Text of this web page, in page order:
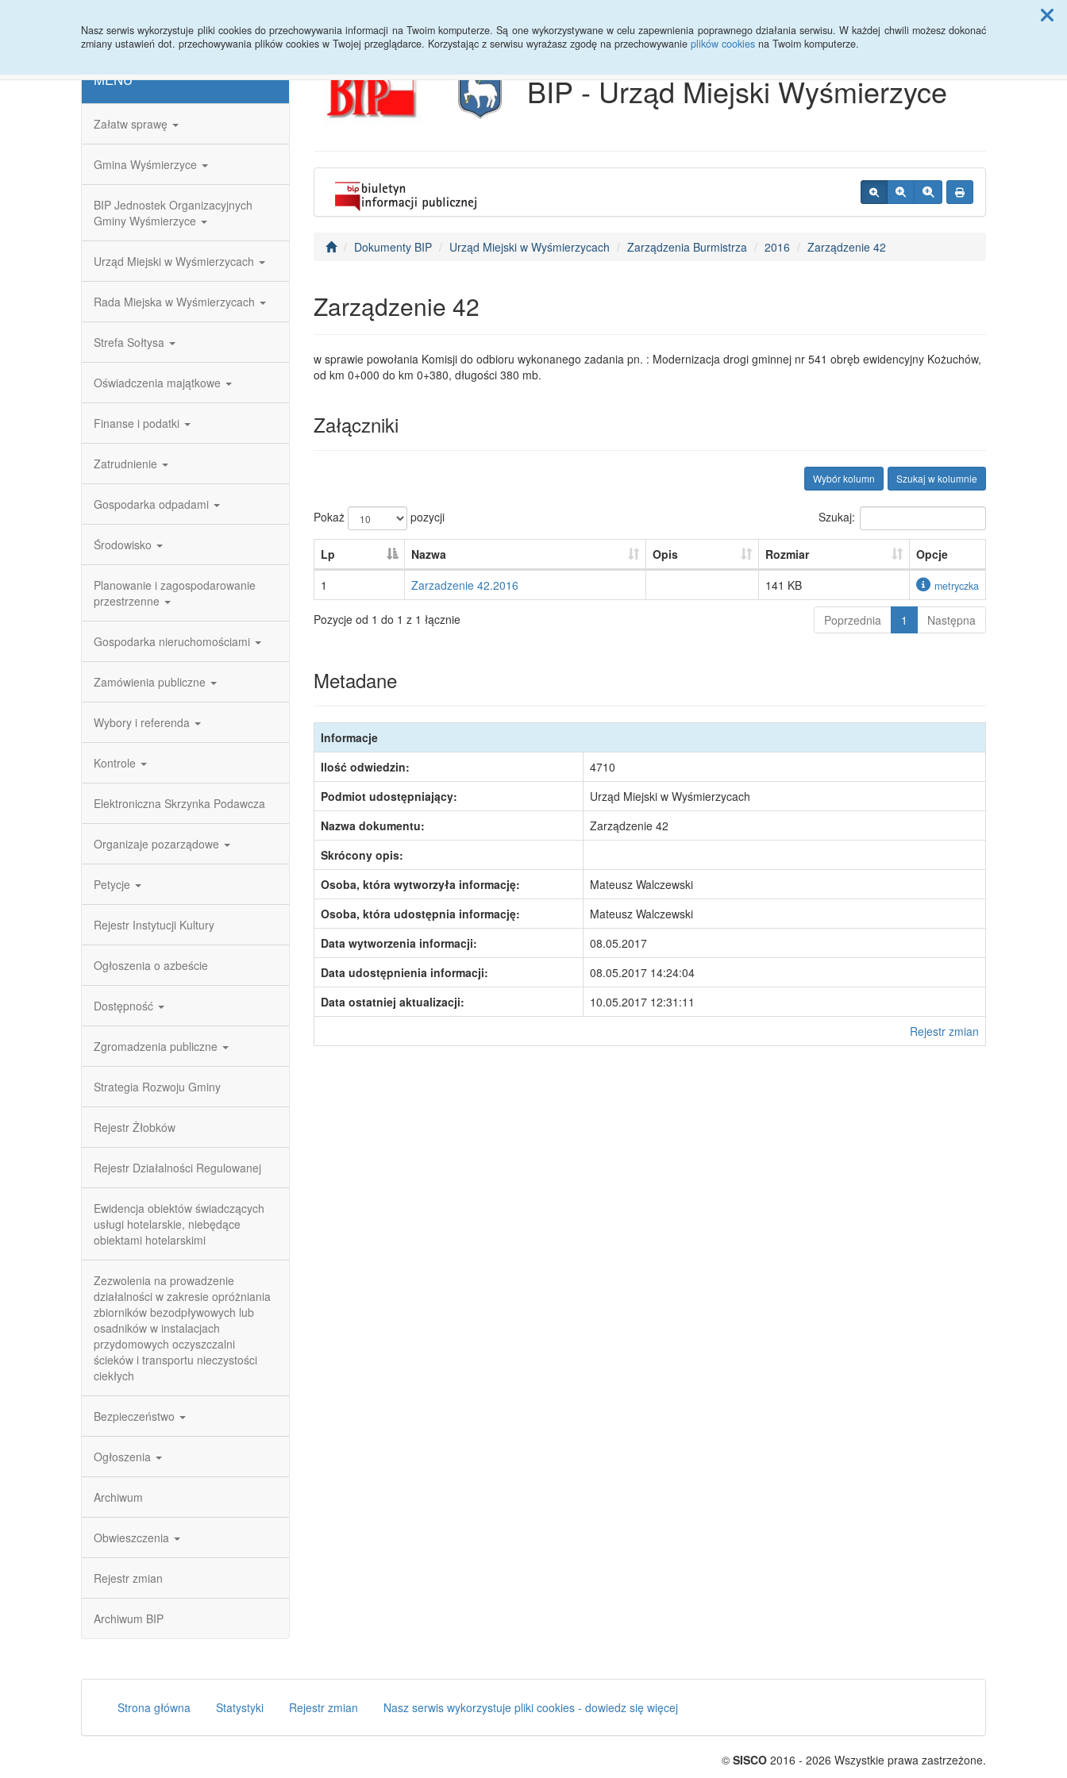
Nasz serwis wykorzystuje pliki cookies do przechowywania informacji na Twoim komputerze. Są one wykorzystywane w celu zapewnienia poprawnego działania serwisu. W każdej chwili możesz dokonać
zmiany ustawień dot. przechowywania plików cookies w Twojej przeglądarce. Korzystając z serwisu wyrażasz zgodę na przechowywanie plików cookies na Twoim komputerze.
Przycisk wyszukaj duży
MENU
Załatw sprawę
Gmina Wyśmierzyce
BIP Jednostek Organizacyjnych
Gminy Wyśmierzyce
Urząd Miejski w Wyśmierzycach
Rada Miejska w Wyśmierzycach
Strefa Sołtysa
Oświadczenia majątkowe
Finanse i podatki
Zatrudnienie
Gospodarka odpadami
Środowisko
Planowanie i zagospodarowanie
przestrzenne
Gospodarka nieruchomościami
Zamówienia publiczne
Wybory i referenda
Kontrole
Elektroniczna Skrzynka Podawcza
Organizaje pozarządowe
Petycje
Rejestr Instytucji Kultury
Ogłoszenia o azbeście
Dostępność
Zgromadzenia publiczne
Strategia Rozwoju Gminy
Rejestr Żłobków
Rejestr Działalności Regulowanej
Ewidencja obiektów świadczących
usługi hotelarskie, niebędące
obiektami hotelarskimi
Zezwolenia na prowadzenie
działalności w zakresie opróżniania
zbiorników bezodpływowych lub
osadników w instalacjach
przydomowych oczyszczalni
ścieków i transportu nieczystości
ciekłych
Bezpieczeństwo
Ogłoszenia
Archiwum
Obwieszczenia
Rejestr zmian
Archiwum BIP
BIP - Urząd Miejski Wyśmierzyce
Dokumenty BIP Urząd Miejski w Wyśmierzycach Zarządzenia Burmistrza 2016 Zarządzenie 42
Zarządzenie 42
w sprawie powołania Komisji do odbioru wykonanego zadania pn. : Modernizacja drogi gminnej nr 541 obręb ewidencyjny Kożuchów,
od km 0+000 do km 0+380, długości 380 mb.
Załączniki
Szukaj w kolumnie
Wybór kolumn
Pokaż pozycji Szukaj:
Lp Nazwa Opis Rozmiar
Opcje
1
Zarzadzenie 42.2016 141 KB metryczka
Pozycje od 1 do 1 z 1 łącznie Poprzednia 1 Następna
Metadane
Informacje
Ilość odwiedzin:
4710
Podmiot udostępniający:
Urząd Miejski w Wyśmierzycach
Nazwa dokumentu:
Zarządzenie 42
Skrócony opis:
Osoba, która wytworzyła informację:
Mateusz Walczewski
Osoba, która udostępnia informację:
Mateusz Walczewski
Data wytworzenia informacji:
08.05.2017
Data udostępnienia informacji:
08.05.2017 14:24:04
Data ostatniej aktualizacji:
10.05.2017 12:31:11
Rejestr zmian
Strona główna Statystyki Rejestr zmian Nasz serwis wykorzystuje pliki cookies - dowiedz się więcej
© SISCO 2016 - 2026 Wszystkie prawa zastrzeżone.